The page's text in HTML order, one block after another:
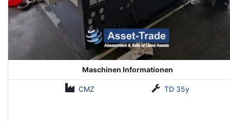
Maschinen Informationen
CMZ TD 35y